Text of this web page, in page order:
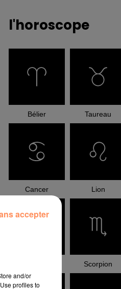
l'horoscope
Bélier Taureau
Cancer Lion
Scorpion
and/or
profiles to
accepter